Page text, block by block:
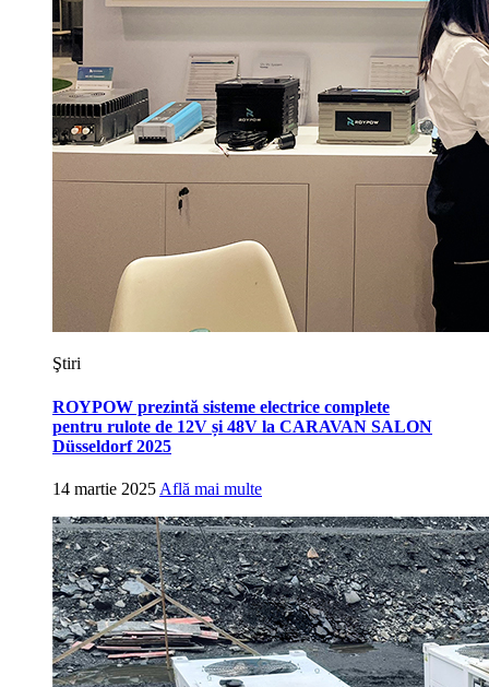
Ştiri
ROYPOW prezintă sisteme electrice complete
pentru rulote de 12V și 48V la CARAVAN SALON
Düsseldorf 2025
14 martie 2025 Află mai multe